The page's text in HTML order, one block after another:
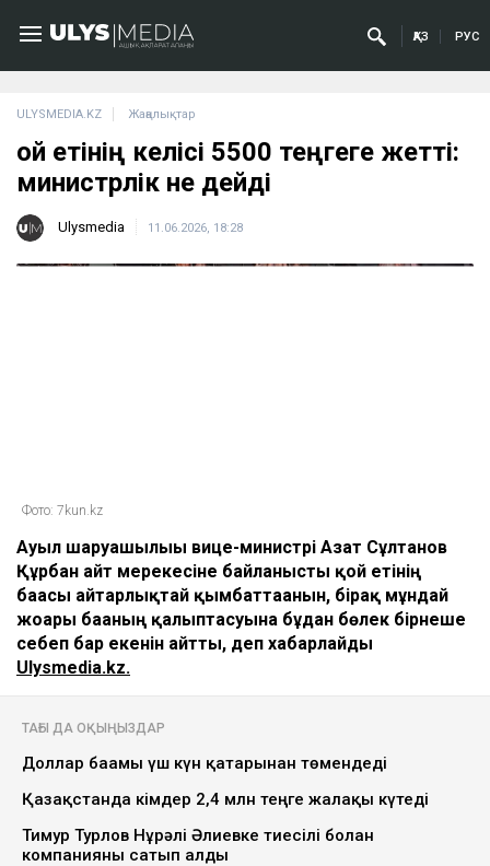
ҚАЗ РУС
ULYSMEDIA.KZ Жаңалықтар
Қой етінің келісі 5500 теңгеге жетті:
министрлік не дейді
Ulysmedia 11.06.2026, 18:28
Фото: 7kun.kz
Ауыл шаруашылығы вице-министрі Азат Сұлтанов
Құрбан айт мерекесіне байланысты қой етінің
бағасы айтарлықтай қымбаттағанын, бірақ мұндай
жоғары бағаның қалыптасуына бұдан бөлек бірнеше
себеп бар екенін айтты, деп хабарлайды
Ulysmedia.kz.
ТАҒЫ ДА ОҚЫҢЫЗДАР
Доллар бағамы үш күн қатарынан төмендеді
Қазақстанда кімдер 2,4 млн теңге жалақы күтеді
Тимур Турлов Нұрәлі Әлиевке тиесілі болған
компанияны сатып алды